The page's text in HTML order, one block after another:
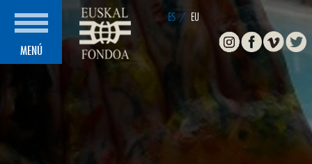
MENÚ
ES / EU
Instagram
Facebook
Vimeo